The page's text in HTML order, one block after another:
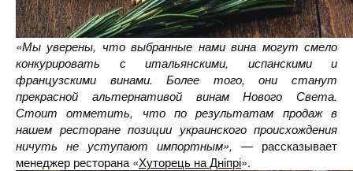
«Мы уверены, что выбранные нами вина могут смело
конкурировать с итальянскими, испанскими и
французскими винами. Более того, они станут
прекрасной альтернативой винам Нового Света.
Стоит отметить, что по результатам продаж в
нашем ресторане позиции украинского происхождения
ничуть не уступают импортным», — рассказывает
менеджер ресторана «Хуторець на Дніпрі».